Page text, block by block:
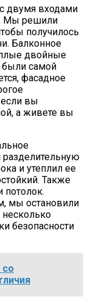
двумя входами
Мы решили
получилось
Балконное
двойные
были самой
фасадное
вы
а живете вы
разделительную
и утеплил ее
Также
потолок.
мы остановили
безопасности